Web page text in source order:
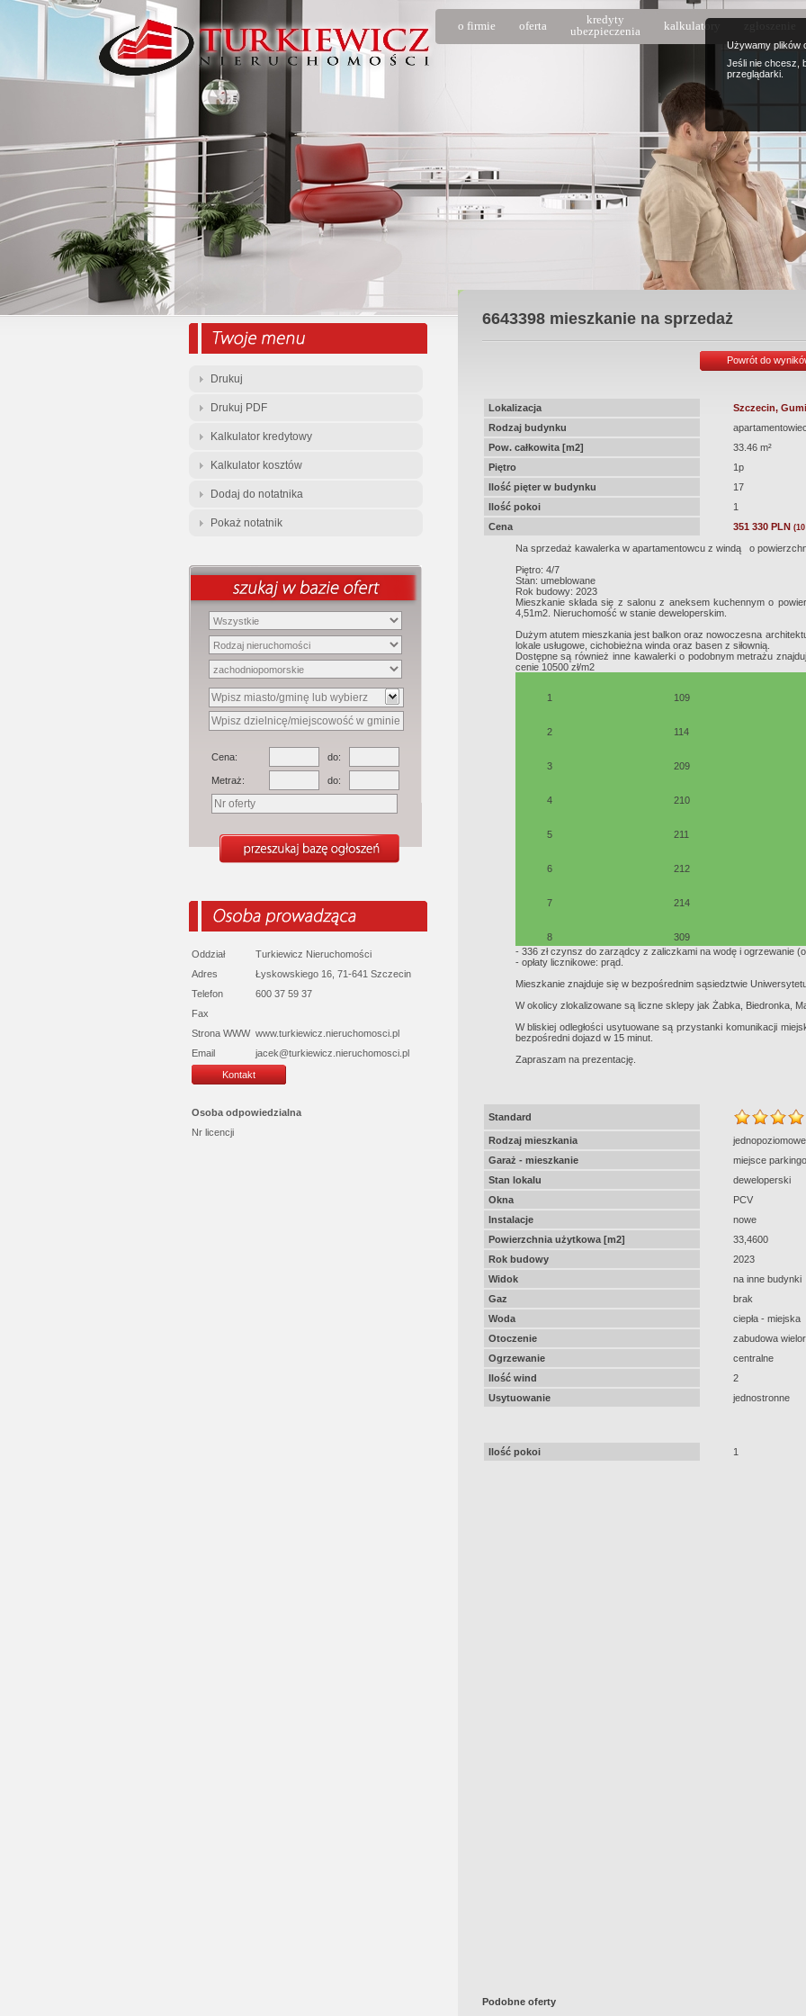
o firmie oferta
kredyty
ubezpieczenia
kalkulatory
Drukuj
Drukuj PDF
Kalkulator kredytowy
Kalkulator kosztów
Dodaj do notatnika
Pokaż notatnik
Cena: do:
Metraż: do:
Oddział
Turkiewicz Nieruchomości
Adres
Łyskowskiego 16, 71-641 Szczecin
Telefon
600 37 59 37
Fax
Strona WWW www.turkiewicz.nieruchomosci.pl
Email
jacek@turkiewicz.nieruchomosci.pl
Kontakt
Osoba odpowiedzialna
Nr licencji
6643398mieszkanie na sprzedaż
Powrót do
Lokalizacja
Szczecin,
Rodzaj budynku
apartamentowiec
Pow. całkowita [m2]
33.46 m²
Piętro
1p
Ilość pięter w budynku
17
Ilość pokoi
1
Cena
351 330 PLN
Na sprzedaż kawalerka w apartamentowcu z windą o
Piętro: 4/7
Stan: umeblowane
Rok budowy: 2023
Mieszkanie składa się z salonu z aneksem kuchennym o
4,51m2. Nieruchomość w stanie deweloperskim.
Dużym atutem mieszkania jest balkon oraz nowoczesna
lokale usługowe, cichobieżna winda oraz basen z siłownią.
Dostępne są również inne kawalerki o podobnym metrażu
cenie 10500 zł/m2
1 109
2 114
3 209
4 210
5 211
6 212
7 214
8 309
- 336 zł czynsz do zarządcy z zaliczkami na wodę i ogrzewanie
- opłaty licznikowe: prąd.
Mieszkanie znajduje się w bezpośrednim sąsiedztwie
W okolicy zlokalizowane są liczne sklepy jak Żabka, Biedronka,
W bliskiej odległości usytuowane są przystanki komunikacji
bezpośredni dojazd w 15 minut.
Zapraszam na prezentację.
Standard
Rodzaj mieszkania
jednopoziomowe
Garaż - mieszkanie
miejsce
Stan lokalu
deweloperski
Okna
PCV
Instalacje
nowe
Powierzchnia użytkowa [m2]
33,4600
Rok budowy
2023
Widok
na inne budynki
Gaz
brak
Woda
ciepła - miejska
Otoczenie
zabudowa
Ogrzewanie
centralne
Ilość wind
2
Usytuowanie
jednostronne
Ilość pokoi 1
Podobne oferty
Używamy plików
Jeśli nie chcesz,
przeglądarki.